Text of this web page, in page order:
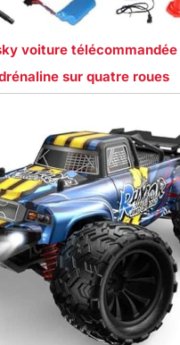
voiture
sur quatre roues